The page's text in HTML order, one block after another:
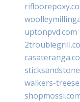
uptonpvd.com
walkers-